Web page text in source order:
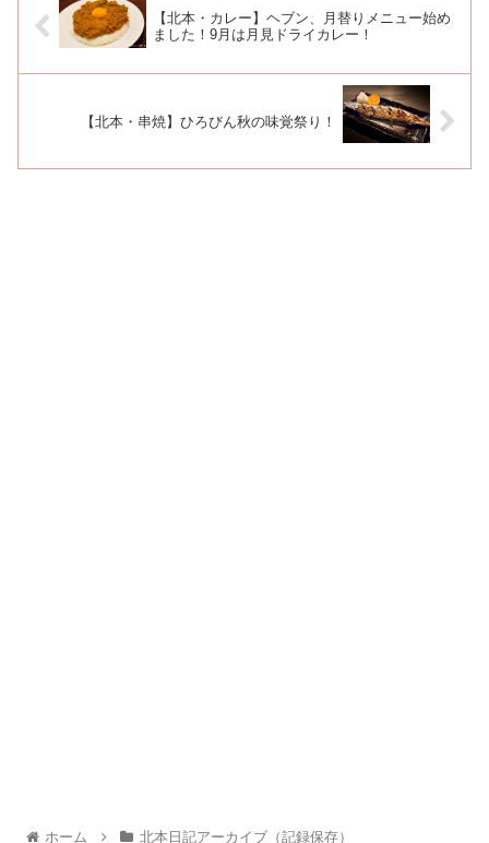
【北本・カレー】ヘブン、月替りメニュー始め
ました！9月は月見ドライカレー！
【北本・串焼】ひろびん秋の味覚祭り！
ホーム 北本日記アーカイブ（記録保存）